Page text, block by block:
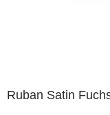
Ruban Satin